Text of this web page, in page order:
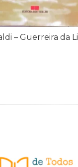
– Guerreira da